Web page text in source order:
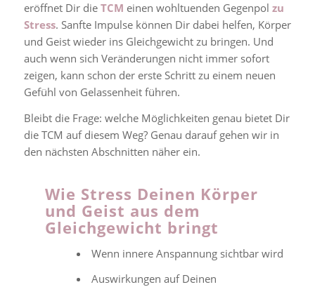
eröffnet Dir die TCM einen wohltuenden Gegenpol zu
Stress. Sanfte Impulse können Dir dabei helfen, Körper
und Geist wieder ins Gleichgewicht zu bringen. Und
auch wenn sich Veränderungen nicht immer sofort
zeigen, kann schon der erste Schritt zu einem neuen
Gefühl von Gelassenheit führen.
Bleibt die Frage: welche Möglichkeiten genau bietet Dir
die TCM auf diesem Weg? Genau darauf gehen wir in
den nächsten Abschnitten näher ein.
Wie Stress Deinen Körper
und Geist aus dem
Gleichgewicht bringt
Wenn innere Anspannung sichtbar wird
Auswirkungen auf Deinen